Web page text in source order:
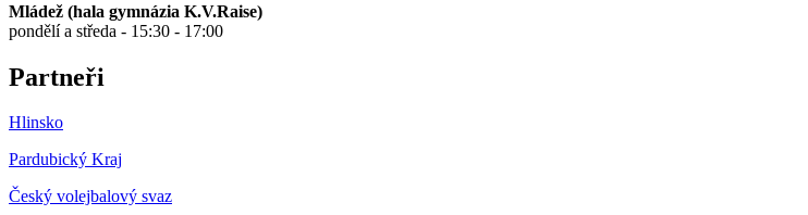
Mládež (hala gymnázia K.V.Raise)
pondělí a středa - 15:30 - 17:00
Partneři
Hlinsko
Pardubický Kraj
Český volejbalový svaz